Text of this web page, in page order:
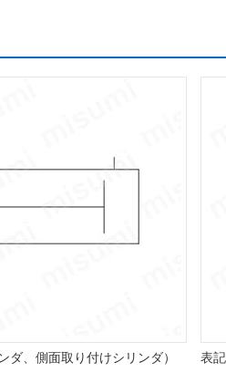
、側面取り付けシリンダ） 表